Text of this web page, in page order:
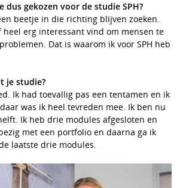
dus gekozen voor de studie SPH?
beetje in die richting blijven zoeken.
heel erg interessant vind om mensen te
Dat is waarom ik voor SPH heb
je studie?
Ik had toevallig pas een tentamen en ik
was ik heel tevreden mee. Ik ben nu
Ik heb drie modules afgesloten en
met een portfolio en daarna ga ik
laatste drie modules.